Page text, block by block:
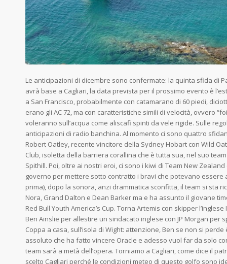
Le anticipazioni di dicembre sono confermate: la quinta sfida di
avrà base a Cagliari, la data prevista per il prossimo evento è
a San Francisco, probabilmente con catamarano di 60 piedi,
erano gli AC 72, ma con caratteristiche simili di velocità, ovvero
voleranno sull’acqua come aliscafi spinti da vele rigide. Sulle
anticipazioni di radio banchina. Al momento ci sono quattro
Robert Oatley, recente vincitore della Sydney Hobart con Wild
Club, isoletta della barriera corallina che è tutta sua, nel suo
Spithill. Poi, oltre ai nostri eroi, ci sono i kiwi di Team New
governo per mettere sotto contratto i bravi che potevano essere
prima), dopo la sonora, anzi drammatica sconfitta, il team si sta
Nora, Grand Dalton e Dean Barker ma e ha assunto il giovane
Red Bull Youth America’s Cup. Torna Artemis con skipper
Ben Ainslie per allestire un sindacato inglese con JP Morgan per
Coppa a casa, sull’isola di Wight: attenzione, Ben se non si
assoluto che ha fatto vincere Oracle e adesso vuol far da solo
team sarà a metà dell’opera. Torniamo a Cagliari, come dice il
scelto Cagliari perché le condizioni meteo di questo golfo sono